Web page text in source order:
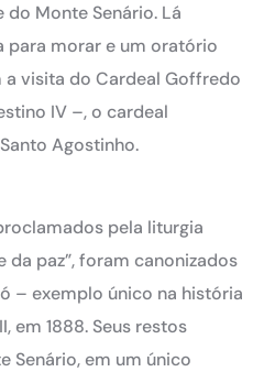
Monte Senário. Lá
para morar e um oratório
a visita do Cardeal Goffredo
IV –, o cardeal
Agostinho.
pela liturgia
paz”, foram canonizados
– exemplo único na história
em 1888. Seus restos
Senário, em um único